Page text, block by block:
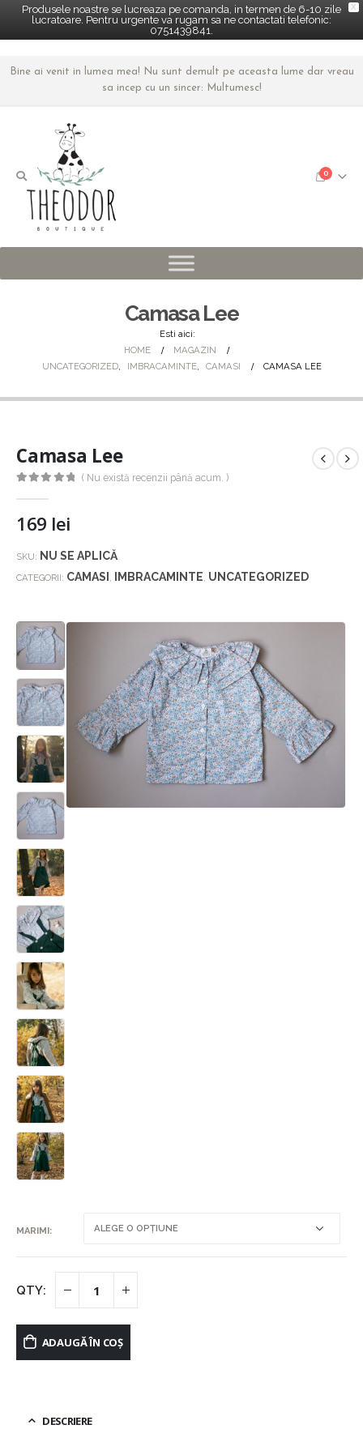
X
Produsele noastre se lucreaza pe comanda, in termen de 6-10 zile
lucratoare. Pentru urgente va rugam sa ne contactati telefonic:
0751439841.
Bine ai venit in lumea mea! Nu sunt demult pe aceasta lume dar vreau
sa incep cu un sincer: Multumesc!
0
Camasa Lee
Esti aici:
HOME
MAGAZIN
UNCATEGORIZED, IMBRACAMINTE, CAMASI CAMASA LEE
Camasa Lee
( Nu există recenzii până acum. )
169 lei
SKU: NU SE APLICĂ
CATEGORII: CAMASI , IMBRACAMINTE, UNCATEGORIZED
MARIMI
ADAUGĂ ÎN COȘ
DESCRIERE